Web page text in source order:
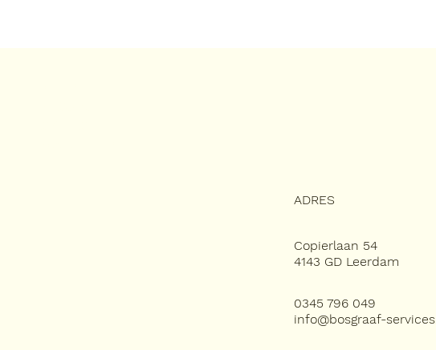
ADRES
0345 796 049
info@bosgraaf-
Copierlaan 54
4143 GD Leerdam